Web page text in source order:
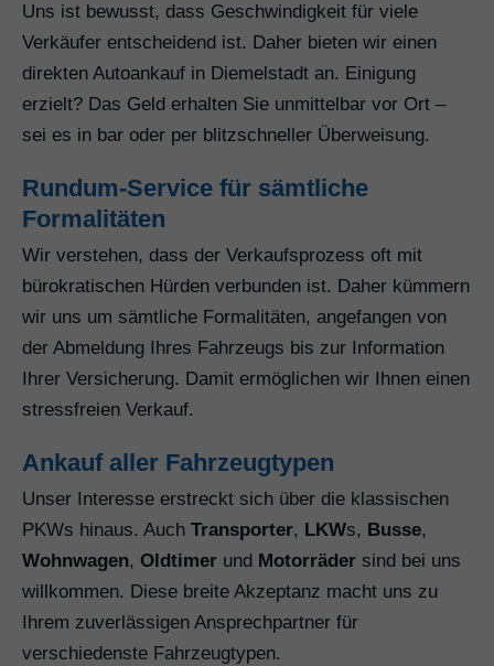
Uns ist bewusst, dass Geschwindigkeit für viele
Verkäufer entscheidend ist. Daher bieten wir einen
direkten Autoankauf in Diemelstadt an. Einigung
erzielt? Das Geld erhalten Sie unmittelbar vor Ort –
sei es in bar oder per blitzschneller Überweisung.
Rundum-Service für sämtliche
Formalitäten
Wir verstehen, dass der Verkaufsprozess oft mit
bürokratischen Hürden verbunden ist. Daher kümmern
wir uns um sämtliche Formalitäten, angefangen von
der Abmeldung Ihres Fahrzeugs bis zur Information
Ihrer Versicherung. Damit ermöglichen wir Ihnen einen
stressfreien Verkauf.
Ankauf aller Fahrzeugtypen
Unser Interesse erstreckt sich über die klassischen
PKWs hinaus. Auch Transporter, LKWs, Busse,
Wohnwagen, Oldtimer und Motorräder sind bei uns
willkommen. Diese breite Akzeptanz macht uns zu
Ihrem zuverlässigen Ansprechpartner für
verschiedenste Fahrzeugtypen.